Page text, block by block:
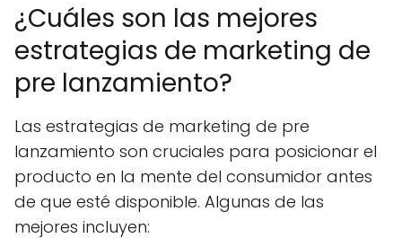
¿Cuáles son las mejores
estrategias de marketing de
pre lanzamiento?
Las estrategias de marketing de pre
lanzamiento son cruciales para posicionar el
producto en la mente del consumidor antes
de que esté disponible. Algunas de las
mejores incluyen: